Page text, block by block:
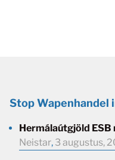
Stop Wapenhandel
Hermálaútgjöld
Neistar, 3 augustus,